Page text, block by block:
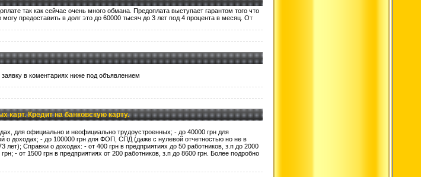
так как сейчас очень много обмана. Предоплата выступает гарантом того что
предоставить в долг это до 60000 тысяч до 3 лет под 4 процента в месяц. От
в коментариях ниже под объявлением
карт. Кредит на банковскую карту.
для официально и неофициально трудоустроенных; - до 40000 грн для
о доходах; - до 100000 грн для ФОП, СПД (даже с нулевой отчетностью но не в
лет); Справки о доходах: - от 400 грн в предприятиях до 50 работников, з.п до 2000
- от 1500 грн в предприятиях от 200 работников, з.п до 8600 грн. Более подробно